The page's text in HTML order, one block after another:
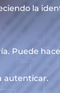
la
Puede
autenticar.